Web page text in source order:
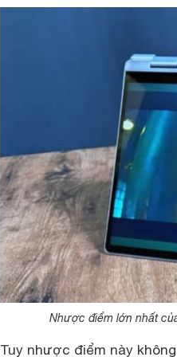
Nhược điểm lớn nhất
Tuy nhược điểm này